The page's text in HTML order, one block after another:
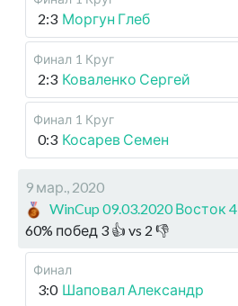
2:3 Моргун Глеб
Финал 1 Круг
2:3 Коваленко Сергей
Финал 1 Круг
0:3 Косарев Семен
9 мар., 2020
WinCup 09.03.2020 Восток 4
60% побед 3 👍 vs 2 👎
Финал
3:0 Шаповал Александр